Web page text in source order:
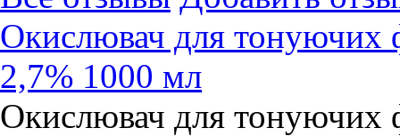
Окислювач для тонуючих
2,7% 1000 мл
Окислювач для тонуючих